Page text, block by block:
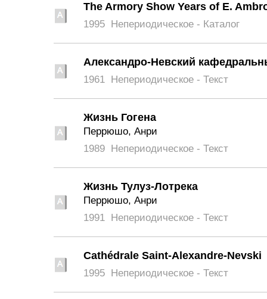
The Armory Show Years of E.
1995 Непериодическое - Каталог
Александро-Невский
1961 Непериодическое - Текст
Жизнь Гогена
Перрюшо, Анри
1989 Непериодическое - Текст
Жизнь Тулуз-Лотрека
Перрюшо, Анри
1991 Непериодическое - Текст
Сathédrale Saint-Alexandre-Nevski
1995 Непериодическое - Текст